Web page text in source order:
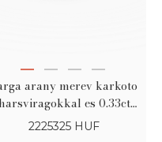
arany merev karkoto
harsviragokkal es 0.33ct
gyemantokkal
2225325 HUF